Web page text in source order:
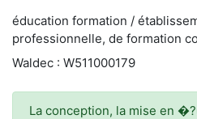
éducation formation /
professionnelle, de formation
Waldec : W511000179
La conception, la mise en